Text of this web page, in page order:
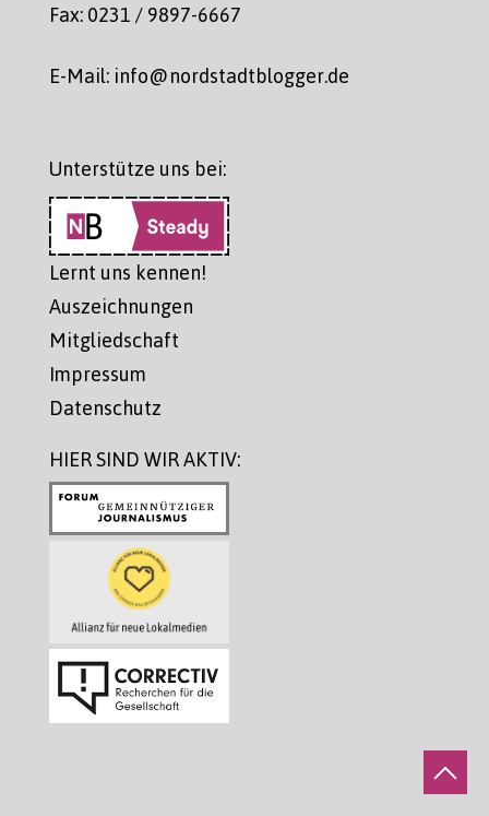
Fax: 0231 / 9897-6667
E-Mail: info@nordstadtblogger.de
Unterstütze uns bei:
Lernt uns kennen!
Auszeichnungen
Mitgliedschaft
Impressum
Datenschutz
HIER SIND WIR AKTIV: